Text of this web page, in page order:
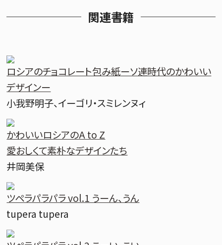
関連書籍
ロシアのチョコレート包み紙ーソ連時代のかわいい
デザインー
小我野明子、イーゴリ・スミレンヌィ
かわいいロシアのA to Z
愛おしくて素朴なデザインたち
井岡美保
ツペラパラパラ vol.1 うーん、うん
tupera tupera